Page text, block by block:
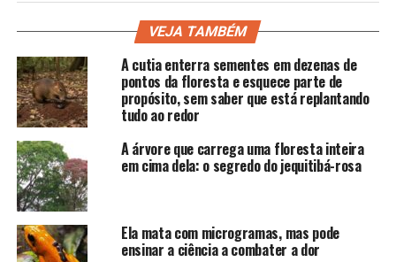
VEJA TAMBÉM
A cutia enterra sementes em dezenas de
pontos da floresta e esquece parte de
propósito, sem saber que está replantando
tudo ao redor
A árvore que carrega uma floresta inteira
em cima dela: o segredo do jequitibá-rosa
Ela mata com microgramas, mas pode
ensinar a ciência a combater a dor